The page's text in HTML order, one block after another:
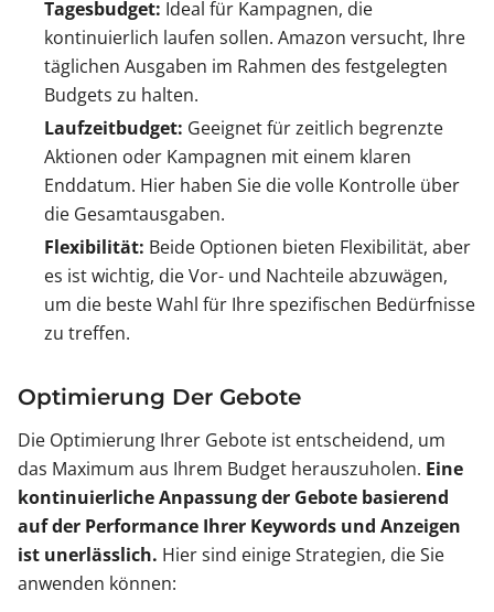
Tagesbudget: Ideal für Kampagnen, die
kontinuierlich laufen sollen. Amazon versucht, Ihre
täglichen Ausgaben im Rahmen des festgelegten
Budgets zu halten.
Laufzeitbudget: Geeignet für zeitlich begrenzte
Aktionen oder Kampagnen mit einem klaren
Enddatum. Hier haben Sie die volle Kontrolle über
die Gesamtausgaben.
Flexibilität: Beide Optionen bieten Flexibilität, aber
es ist wichtig, die Vor- und Nachteile abzuwägen,
um die beste Wahl für Ihre spezifischen Bedürfnisse
zu treffen.
Optimierung Der Gebote
Die Optimierung Ihrer Gebote ist entscheidend, um
das Maximum aus Ihrem Budget herauszuholen. Eine
kontinuierliche Anpassung der Gebote basierend
auf der Performance Ihrer Keywords und Anzeigen
ist unerlässlich. Hier sind einige Strategien, die Sie
anwenden können: